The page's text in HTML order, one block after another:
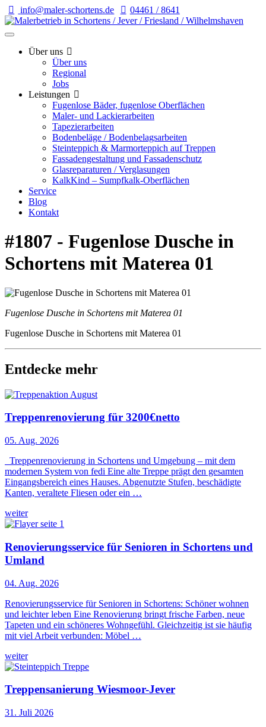
info@maler-schortens.de 04461 / 8641
Über uns
Über uns
Regional
Jobs
Leistungen
Fugenlose Bäder, fugenlose Oberflächen
Maler- und Lackierarbeiten
Tapezierarbeiten
Bodenbeläge / Bodenbelagsarbeiten
Steinteppich & Marmorteppich auf Treppen
Fassadengestaltung und Fassadenschutz
Glasreparaturen / Verglasungen
KalkKind – Sumpfkalk-Oberflächen
Service
Blog
Kontakt
#1807 - Fugenlose Dusche in
Schortens mit Materea 01
Fugenlose Dusche in Schortens mit Materea 01
Fugenlose Dusche in Schortens mit Materea 01
Entdecke mehr
Treppenrenovierung für 3200€netto
05. Aug. 2026
Treppenrenovierung in Schortens und Umgebung – mit dem
modernen System von fedi Eine alte Treppe prägt den gesamten
Eingangsbereich eines Hauses. Abgenutzte Stufen, beschädigte
Kanten, veraltete Fliesen oder ein …
weiter
Renovierungsservice für Senioren in Schortens und
Umland
04. Aug. 2026
Renovierungsservice für Senioren in Schortens: Schöner wohnen
und leichter leben Eine Renovierung bringt frische Farben, neue
Tapeten und ein schöneres Wohngefühl. Gleichzeitig ist sie häufig
mit viel Arbeit verbunden: Möbel …
weiter
Treppensanierung Wiesmoor-Jever
31. Juli 2026